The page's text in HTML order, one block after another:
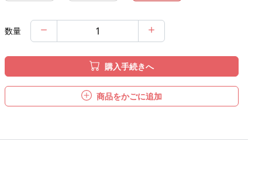
数量
購入手続きへ
商品をかごに追加